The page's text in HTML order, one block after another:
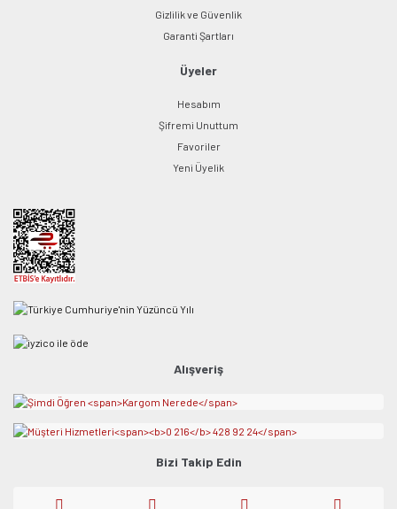
Gizlilik ve Güvenlik
Garanti Şartları
Üyeler
Hesabım
Şifremi Unuttum
Favoriler
Yeni Üyelik
Alışveriş
Bizi Takip Edin